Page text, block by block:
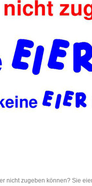
nicht zugeben können? Sie